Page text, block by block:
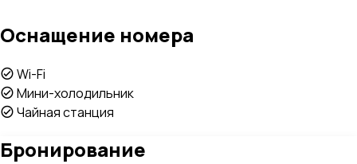
Оснащение номера
Wi-Fi
Мини-холодильник
Чайная станция
Бронирование